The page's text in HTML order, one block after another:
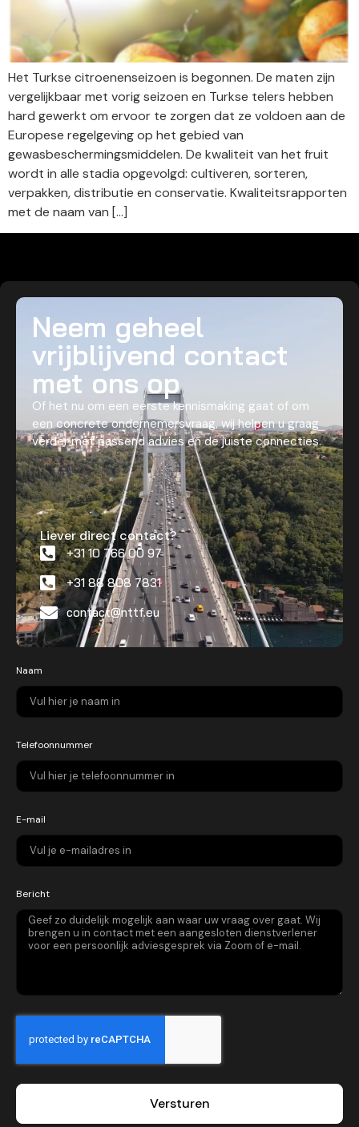
Het Turkse citroenenseizoen is begonnen. De maten zijn
vergelijkbaar met vorig seizoen en Turkse telers hebben
hard gewerkt om ervoor te zorgen dat ze voldoen aan de
Europese regelgeving op het gebied van
gewasbeschermingsmiddelen. De kwaliteit van het fruit
wordt in alle stadia opgevolgd: cultiveren, sorteren,
verpakken, distributie en conservatie. Kwaliteitsrapporten
met de naam van […]
Neem geheel
vrijblijvend contact
met ons op
Of het nu om een eerste kennismaking gaat of om
een concrete ondernemersvraag, wij helpen u graag
verder met passend advies en de juiste connecties.
Liever direct contact?
+31 10 766 00 97
+31 88 808 7831
contact@nttf.eu
Naam
Telefoonnummer
E-mail
Bericht
Versturen